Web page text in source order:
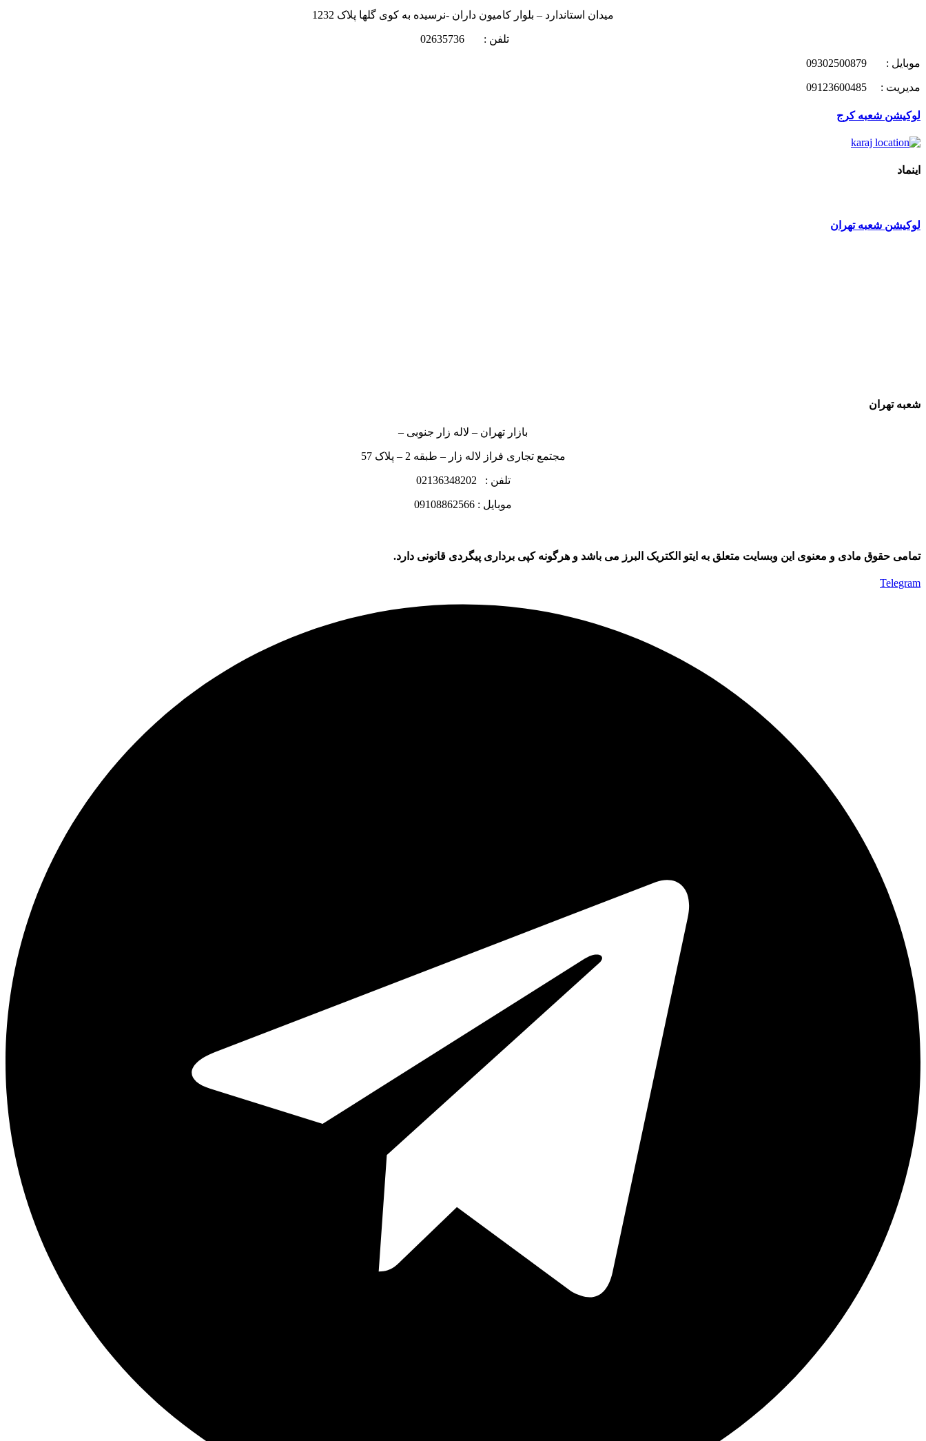
میدان استاندارد – بلوار کامیون داران -نرسیده به کوی گلها پلاک 1232
تلفن : 02635736
موبایل : 09302500879
مدیریت : 09123600485
لوکیشن شعبه کرج
اینماد
لوکیشن شعبه تهران
شعبه تهران
بازار تهران – لاله زار جنوبی –
مجتمع تجاری فراز لاله زار – طبقه 2 – پلاک 57
تلفن : 02136348202
موبایل : 09108862566
تمامی حقوق مادی و معنوی این وبسایت متعلق به ایتو الکتریک البرز می باشد و هرگونه کپی برداری پیگردی قانونی دارد.
Telegram